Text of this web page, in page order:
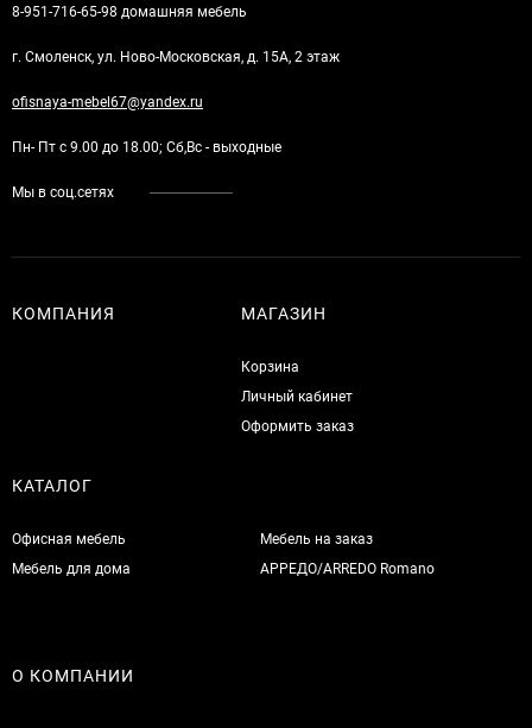
8-951-716-65-98 домашняя мебель
г. Смоленск, ул. Ново-Московская, д. 15А, 2 этаж
ofisnaya-mebel67@yandex.ru
Пн- Пт с 9.00 до 18.00; Сб,Вс - выходные
Мы в соц.сетях
КОМПАНИЯ МАГАЗИН
Корзина
Личный кабинет
Оформить заказ
КАТАЛОГ
Офисная мебель
Мебель для дома
Мебель на заказ
АРРЕДО/ARREDO Romano
О КОМПАНИИ